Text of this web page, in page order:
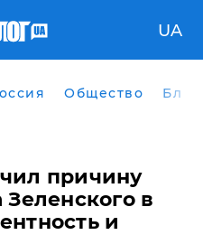
UA
Общество
причину
в
и